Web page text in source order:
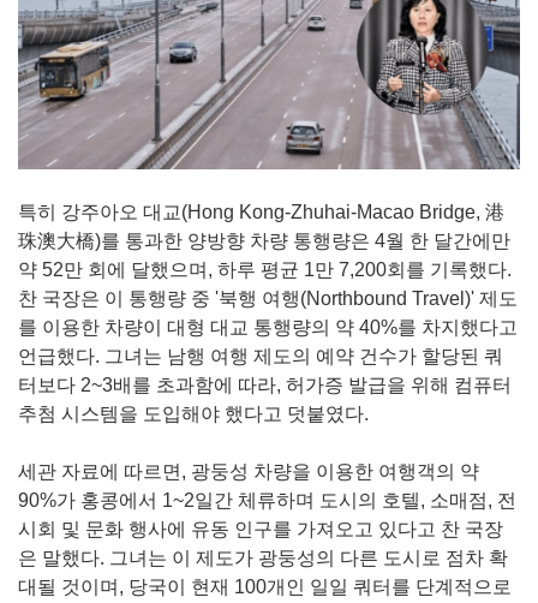
특히 강주아오 대교(Hong Kong-Zhuhai-Macao Bridge, 港
珠澳大橋)를 통과한 양방향 차량 통행량은 4월 한 달간에만
약 52만 회에 달했으며, 하루 평균 1만 7,200회를 기록했다.
찬 국장은 이 통행량 중 '북행 여행(Northbound Travel)' 제도
를 이용한 차량이 대형 대교 통행량의 약 40%를 차지했다고
언급했다. 그녀는 남행 여행 제도의 예약 건수가 할당된 쿼
터보다 2~3배를 초과함에 따라, 허가증 발급을 위해 컴퓨터
추첨 시스템을 도입해야 했다고 덧붙였다.
세관 자료에 따르면, 광둥성 차량을 이용한 여행객의 약
90%가 홍콩에서 1~2일간 체류하며 도시의 호텔, 소매점, 전
시회 및 문화 행사에 유동 인구를 가져오고 있다고 찬 국장
은 말했다. 그녀는 이 제도가 광둥성의 다른 도시로 점차 확
대될 것이며, 당국이 현재 100개인 일일 쿼터를 단계적으로